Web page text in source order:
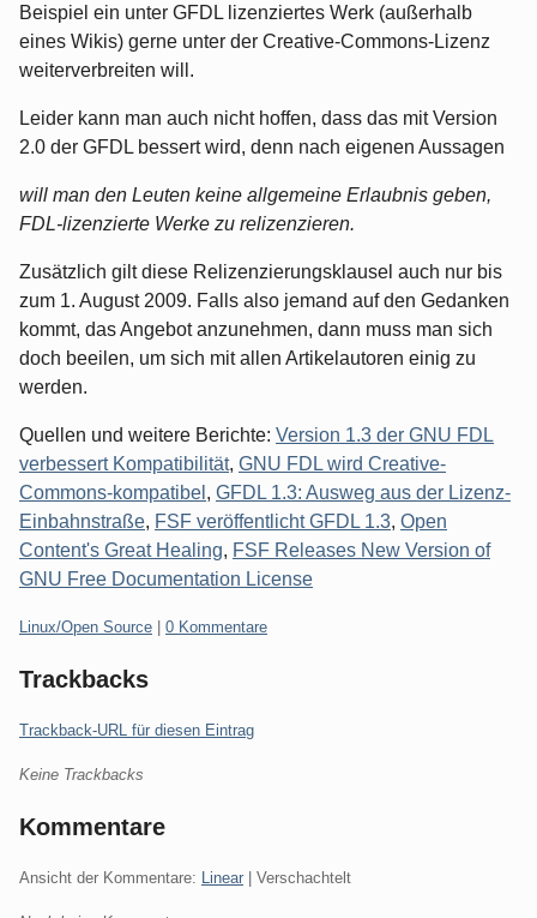
Beispiel ein unter GFDL lizenziertes Werk (außerhalb
eines Wikis) gerne unter der Creative-Commons-Lizenz
weiterverbreiten will.
Leider kann man auch nicht hoffen, dass das mit Version
2.0 der GFDL bessert wird, denn nach eigenen Aussagen
will man den Leuten keine allgemeine Erlaubnis geben,
FDL-lizenzierte Werke zu relizenzieren.
Zusätzlich gilt diese Relizenzierungsklausel auch nur bis
zum 1. August 2009. Falls also jemand auf den Gedanken
kommt, das Angebot anzunehmen, dann muss man sich
doch beeilen, um sich mit allen Artikelautoren einig zu
werden.
Quellen und weitere Berichte: Version 1.3 der GNU FDL
verbessert Kompatibilität, GNU FDL wird Creative-
Commons-kompatibel , GFDL 1.3: Ausweg aus der Lizenz-
Einbahnstraße, FSF veröffentlicht GFDL 1.3, Open
Content's Great Healing, FSF Releases New Version of
GNU Free Documentation License
Kategorien:
Linux/Open Source 0 Kommentare
Trackbacks
Trackback-URL für diesen Eintrag
Keine Trackbacks
Kommentare
Ansicht der Kommentare: Linear | Verschachtelt